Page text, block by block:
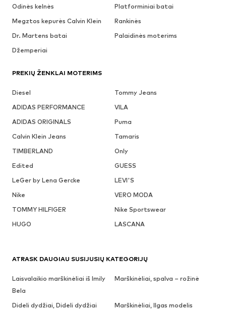
Odinės kelnės
Platforminiai batai
Megztos kepurės Calvin Klein
Rankinės
Dr. Martens batai
Palaidinės moterims
Džemperiai
PREKIŲ ŽENKLAI MOTERIMS
Diesel
Tommy Jeans
ADIDAS PERFORMANCE
VILA
ADIDAS ORIGINALS
Puma
Calvin Klein Jeans
Tamaris
TIMBERLAND
Only
Edited
GUESS
LeGer by Lena Gercke
LEVI'S
Nike
VERO MODA
TOMMY HILFIGER
Nike Sportswear
HUGO
LASCANA
ATRASK DAUGIAU SUSIJUSIŲ KATEGORIJŲ
Laisvalaikio marškinėliai iš Imily
Bela
Marškinėliai, spalva – rožinė
Dideli dydžiai, Dideli dydžiai
Marškinėliai, Ilgas modelis